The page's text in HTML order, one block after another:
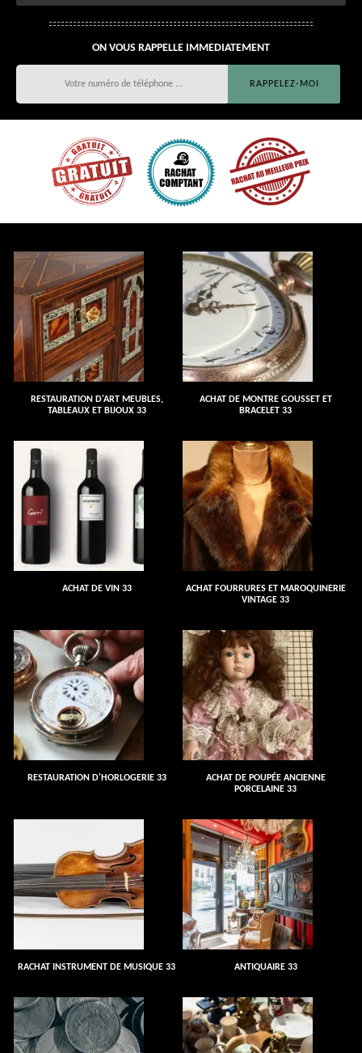
ON VOUS RAPPELLE IMMEDIATEMENT
RESTAURATION D'ART MEUBLES,
TABLEAUX ET BIJOUX 33
ACHAT DE MONTRE GOUSSET ET
BRACELET 33
ACHAT DE VIN 33
ACHAT FOURRURES ET MAROQUINERIE
VINTAGE 33
RESTAURATION D'HORLOGERIE 33
ACHAT DE POUPÉE ANCIENNE
PORCELAINE 33
RACHAT INSTRUMENT DE MUSIQUE 33 ANTIQUAIRE 33